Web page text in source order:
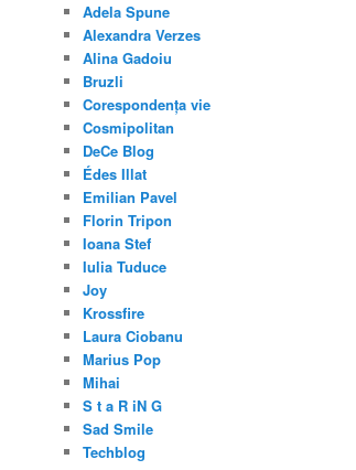
Adela Spune
Alexandra Verzes
Alina Gadoiu
Bruzli
Corespondența vie
Cosmipolitan
DeCe Blog
Édes Illat
Emilian Pavel
Florin Tripon
Ioana Stef
Iulia Tuduce
Joy
Krossfire
Laura Ciobanu
Marius Pop
Mihai
S t a R iN G
Sad Smile
Techblog